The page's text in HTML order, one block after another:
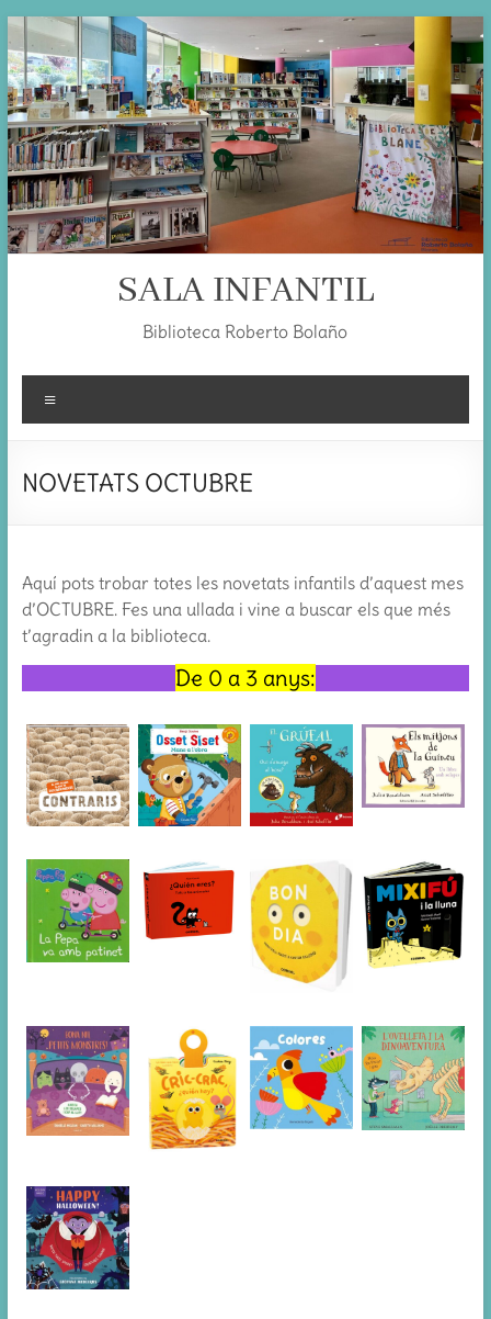
Skip
to
content
SALA INFANTIL
Biblioteca Roberto Bolaño
NOVETATS OCTUBRE
Aquí pots trobar totes les novetats infantils d’aquest mes
d’OCTUBRE. Fes una ullada i vine a buscar els que més
t’agradin a la biblioteca.
De 0 a 3 anys: